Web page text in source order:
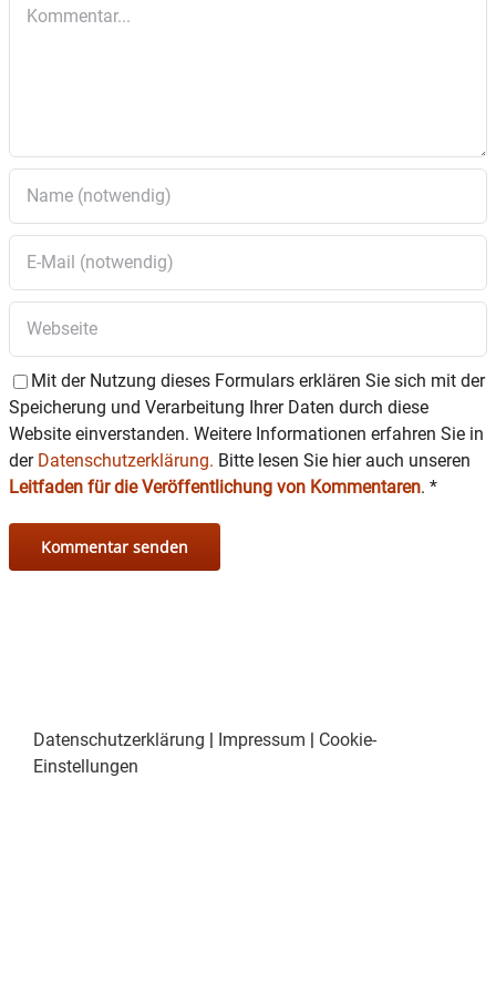
Mit der Nutzung dieses Formulars erklären Sie sich mit der
Speicherung und Verarbeitung Ihrer Daten durch diese
Website einverstanden. Weitere Informationen erfahren Sie in
der Datenschutzerklärung. Bitte lesen Sie hier auch unseren
Leitfaden für die Veröffentlichung von Kommentaren. *
Datenschutzerklärung | Impressum | Cookie-
Einstellungen